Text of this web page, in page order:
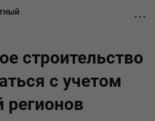
строительство
с учетом
регионов